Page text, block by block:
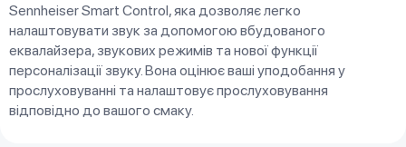
Sennheiser Smart Control, яка дозволяє легко
налаштовувати звук за допомогою вбудованого
еквалайзера, звукових режимів та нової функції
персоналізації звуку. Вона оцінює ваші уподобання у
прослуховуванні та налаштовує прослуховування
відповідно до вашого смаку.